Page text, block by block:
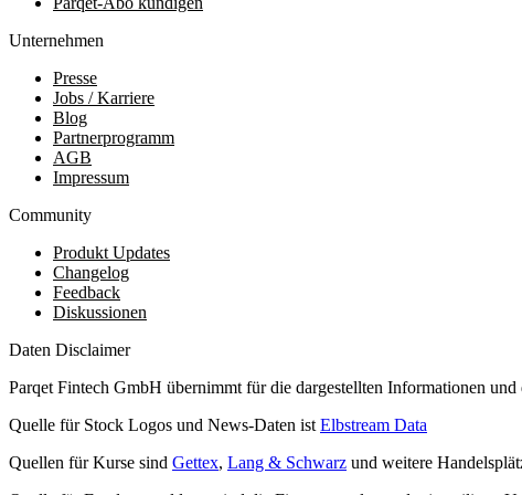
Unternehmen
Presse
Jobs / Karriere
Blog
Partnerprogramm
AGB
Impressum
Community
Produkt Updates
Changelog
Feedback
Diskussionen
Daten Disclaimer
Parqet Fintech GmbH übernimmt für die dargestellten Informationen
Quelle für Stock Logos und News-Daten ist Elbstream Data
Quellen für Kurse sind Gettex, Lang & Schwarz und weitere